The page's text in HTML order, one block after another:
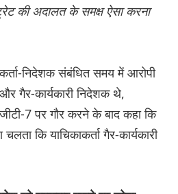
की अदालत के समक्ष ऐसा करना
निदेशक संबंधित समय में आरोपी
गैर-कार्यकारी निदेशक थे,
7 पर गौर करने के बाद कहा कि
कि याचिकाकर्ता गैर-कार्यकारी